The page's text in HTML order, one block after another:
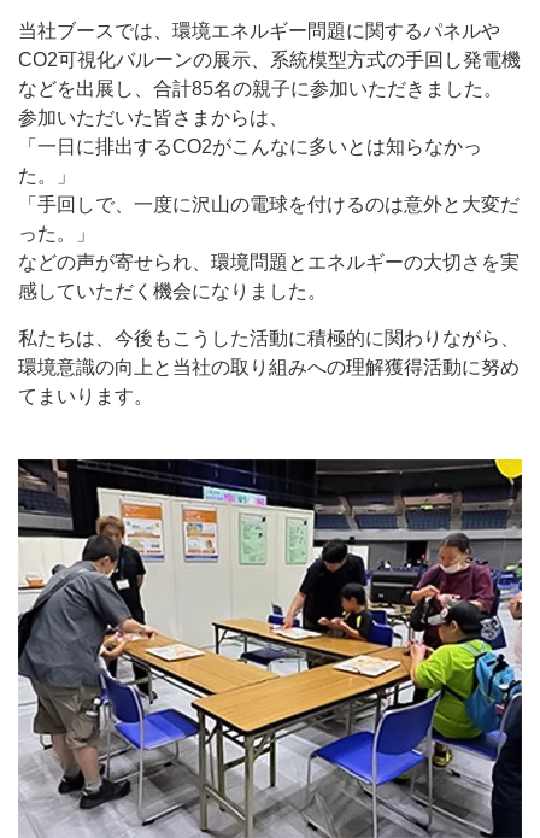
当社ブースでは、環境エネルギー問題に関するパネルや
CO2可視化バルーンの展示、系統模型方式の手回し発電機
などを出展し、合計85名の親子に参加いただきました。
参加いただいた皆さまからは、
「一日に排出するCO2がこんなに多いとは知らなかっ
た。」
「手回しで、一度に沢山の電球を付けるのは意外と大変だ
った。」
などの声が寄せられ、環境問題とエネルギーの大切さを実
感していただく機会になりました。
私たちは、今後もこうした活動に積極的に関わりながら、
環境意識の向上と当社の取り組みへの理解獲得活動に努め
てまいります。